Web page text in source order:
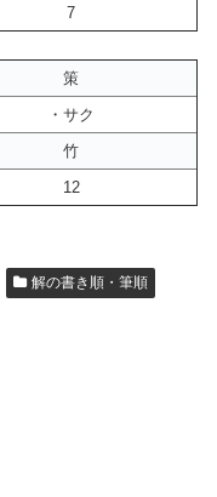
7
策
・サク
竹
12
解の書き順・筆順